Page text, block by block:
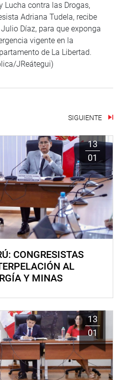
Lucha contra las Drogas,
Adriana Tudela, recibe
Díaz, para que exponga
vigente en la
de La Libertad.
JReátegui)
SIGUIENTE
13
01
CONGRESISTAS
AL
Y MINAS
13
01